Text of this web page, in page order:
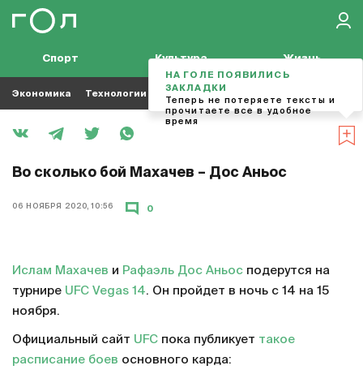
Спорт Культура Жизнь
Экономика Технологии Кино Футбол
Во сколько бой Махачев – Дос Аньос
06 НОЯБРЯ 2020, 10:56 0
Ислам Махачев и Рафаэль Дос Аньос подерутся на
турнире UFC Vegas 14. Он пройдет в ночь с 14 на 15
ноября.
Официальный сайт UFC пока публикует такое
расписание боев основного карда:
НА ГОЛЕ ПОЯВИЛИСЬ
ЗАКЛАДКИ
Теперь не потеряете тексты и
прочитаете все в удобное
время